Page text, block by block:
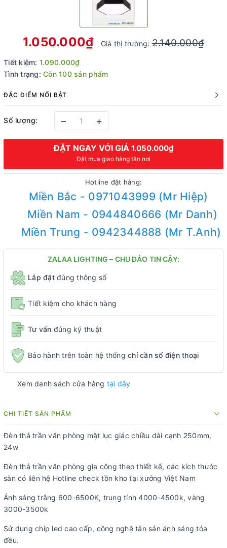
1.050.000₫ Giá thị trường:2.140.000₫
Tiết kiệm: 1.090.000₫
Tình trạng: Còn 100 sản phẩm
ĐẶC ĐIỂM NỔI BẬT
Số lượng: – +
ĐẶT NGAY VỚI GIÁ 1.050.000₫
Đặt mua giao hàng tận nơi
Hotline đặt hàng:
Miền Bắc - 0971043999 (Mr Hiệp)
Miền Nam - 0944840666 (Mr Danh)
Miền Trung - 0942344888 (Mr T.Anh)
ZALAA LIGHTING – CHU ĐÁO TIN CẬY:
Lắp đặtđúng thông số
Tiết kiệm cho khách hàng
Tư vấn đúng kỹ thuật
Bảo hành trên toàn hệ thống chỉ cần số điện thoại
Xem danh sách cửa hàng tại đây
CHI TIẾT SẢN PHẨM
Đèn thả trần văn phòng mặt lục giác chiều dài cạnh 250mm,
24w
Đèn thả trần văn phòng gia công theo thiết kế, các kích thước
sẵn có liên hệ Hotline check tồn kho tại xưởng Việt Nam
Ánh sáng trắng 600-6500K, trung tính 4000-4500k, vàng
3000-3500k
Sử dụng chip led cao cấp, công nghệ tản sản ánh sáng tỏa
đều.